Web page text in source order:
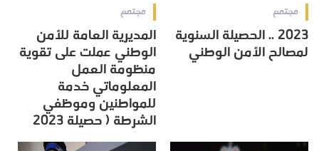
مجتمع
2023 .. الحصيلة السنوية
لمصالح الأمن الوطني
مجتمع
المديرية العامة للأمن
الوطني عملت على تقوية
منظومة العمل
المعلوماتي خدمة
للمواطنين وموظفي
الشرطة ( حصيلة 2023